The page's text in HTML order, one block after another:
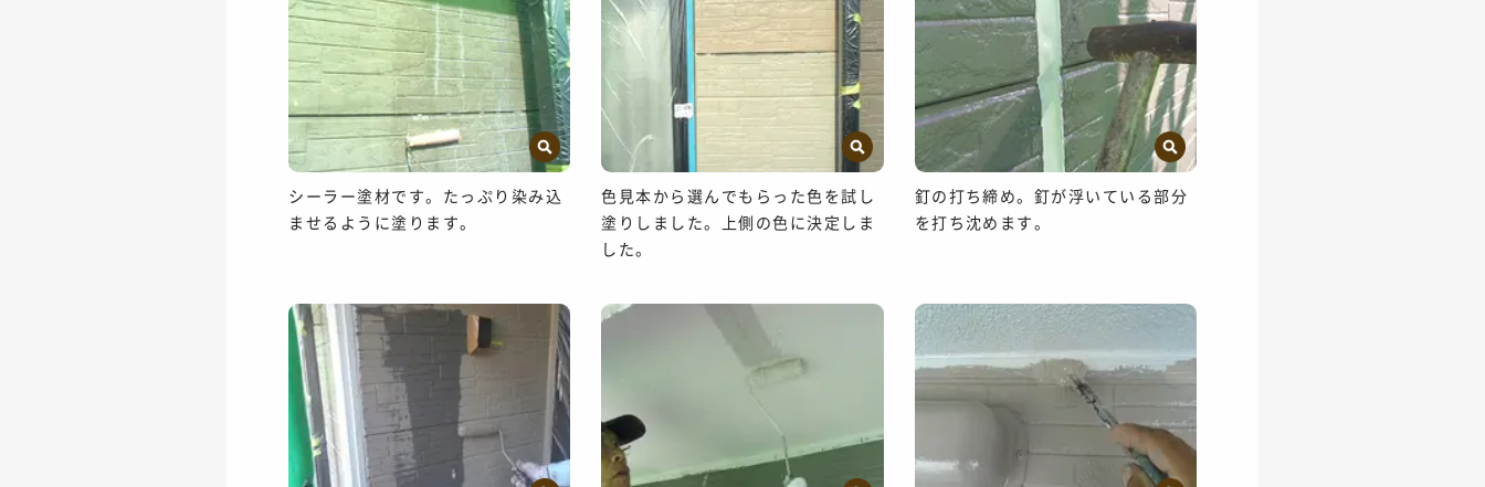
シーラー塗材です。たっぷり染み込
ませるように塗ります。
色見本から選んでもらった色を試し
塗りしました。上側の色に決定しま
した。
釘の打ち締め。釘が浮いている部分
を打ち沈めます。